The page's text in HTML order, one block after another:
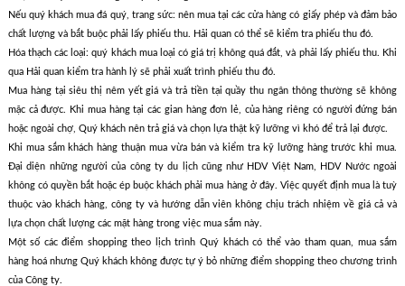
Nếu quý khách mua đá quý, trang sức: nên mua tại các cửa hàng có giấy phép và đảm bảo
chất lượng và bắt buộc phải lấy phiếu thu. Hải quan có thể sẽ kiểm tra phiếu thu đó.
Hóa thạch các loại: quý khách mua loại có giá trị không quá đắt, và phải lấy phiếu thu. Khi
qua Hải quan kiểm tra hành lý sẽ phải xuất trình phiếu thu đó.
Mua hàng tại siêu thị nêm yết giá và trả tiền tại quầy thu ngân thông thường sẽ không
mặc cả được. Khi mua hàng tại các gian hàng đơn lẻ, của hàng riêng có người đứng bán
hoặc ngoài chợ, Quý khách nên trả giá và chọn lựa thật kỹ lưỡng vì khó để trả lại được.
Khi mua sắm khách hàng thuận mua vừa bán và kiểm tra kỹ lưỡng hàng trước khi mua.
Đại diện những người của công ty du lịch cũng như HDV Việt Nam, HDV Nước ngoài
không có quyền bắt hoặc ép buộc khách phải mua hàng ở đây. Việc quyết định mua là tuỳ
thuộc vào khách hàng, công ty và hướng dẫn viên không chịu trách nhiệm về giá cả và
lựa chọn chất lượng các mặt hàng trong việc mua sắm này.
Một số các điểm shopping theo lịch trình Quý khách có thể vào tham quan, mua sắm
hàng hoá nhưng Quý khách không được tự ý bỏ những điểm shopping theo chương trình
của Công ty.